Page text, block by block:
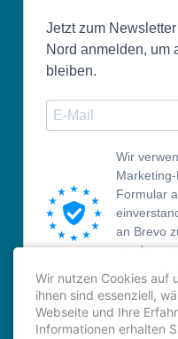
Jetzt zum
Nord anmelden, um
bleiben.
Wir
Formular
an Brevo
werden
ANMELDEN
Wir nutzen Cookies auf
ihnen sind essenziell,
Webseite und Ihre
Informationen erhalten